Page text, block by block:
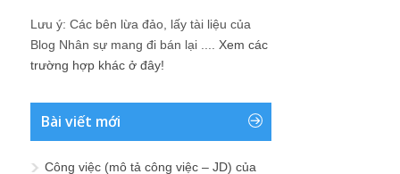
Lưu ý: Các bên lừa đảo, lấy tài liệu của
Blog Nhân sự mang đi bán lại .... Xem các
trường hợp khác ở đây!
Bài viết mới
Công việc (mô tả công việc – JD) của